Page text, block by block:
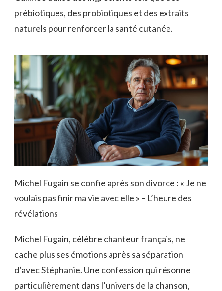
prébiotiques, des probiotiques et des extraits
naturels pour renforcer la santé cutanée.
Michel Fugain se confie après son divorce : « Je ne
voulais pas finir ma vie avec elle » – L’heure des
révélations
Michel Fugain, célèbre chanteur français, ne
cache plus ses émotions après sa séparation
d’avec Stéphanie. Une confession qui résonne
particulièrement dans l’univers de la chanson,